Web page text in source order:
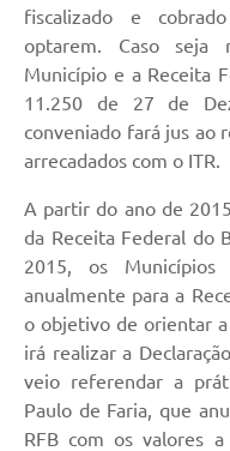
Serviços Online
Telefones Úteis
Contato
Notícias
Emprega
Enquete
fiscalizado e
optarem. Caso seja
Município e a Receita
11.250 de 27 de
conveniado fará jus ao
arrecadados com o ITR.
A partir do ano de
da Receita Federal do
2015, os Municípios
anualmente para a
o objetivo de orientar
irá realizar a
veio referendar a
Paulo de Faria, que
RFB com os valores